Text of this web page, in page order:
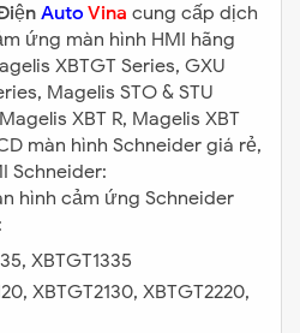
Auto Vina cung cấp dịch
ứng màn hình HMI hãng
XBTGT Series, GXU
Magelis STO & STU
XBT R, Magelis XBT
màn hình Schneider giá rẻ,
Schneider:
hình cảm ứng Schneider
XBTGT1335
XBTGT2130, XBTGT2220,